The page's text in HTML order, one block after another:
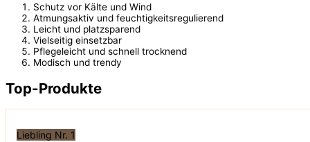
Schutz vor Kälte und Wind
Atmungsaktiv und feuchtigkeitsregulierend
Leicht und platzsparend
Vielseitig einsetzbar
Pflegeleicht und schnell trocknend
Modisch und trendy
Top-Produkte
Liebling Nr. 1